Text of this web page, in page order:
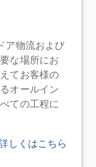
ア物流および
な場所にお
てお客様の
オールイン
ての工程に
しくはこちら